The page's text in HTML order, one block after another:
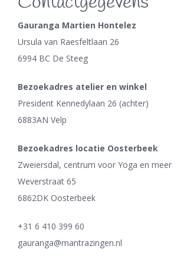
Gauranga Martien Hontelez
Ursula van Raesfeltlaan 26
6994 BC De Steeg
Bezoekadres atelier en winkel
President Kennedylaan 26 (achter)
6883AN Velp
Bezoekadres locatie Oosterbeek
Zweiersdal, centrum voor Yoga en meer
Weverstraat 65
6862DK Oosterbeek
+31 6 410 399 60
gauranga@mantrazingen.nl